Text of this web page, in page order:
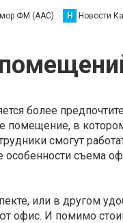
ФМ (AAC) Н Новости
более
помещение, в
смогут
особенности съема
или в другом
офис. И помимо